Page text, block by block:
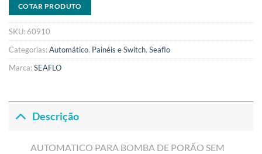
COTAR PRODUTO
SKU:60910
Categorias:Automático, Painéis e Switch, Seaflo
Marca:SEAFLO
Descrição
AUTOMATICO PARA BOMBA DE PORÃO SEM